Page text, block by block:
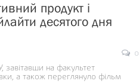
продукт і
десятого дня
0
на факультет
а також переглянуло фільм